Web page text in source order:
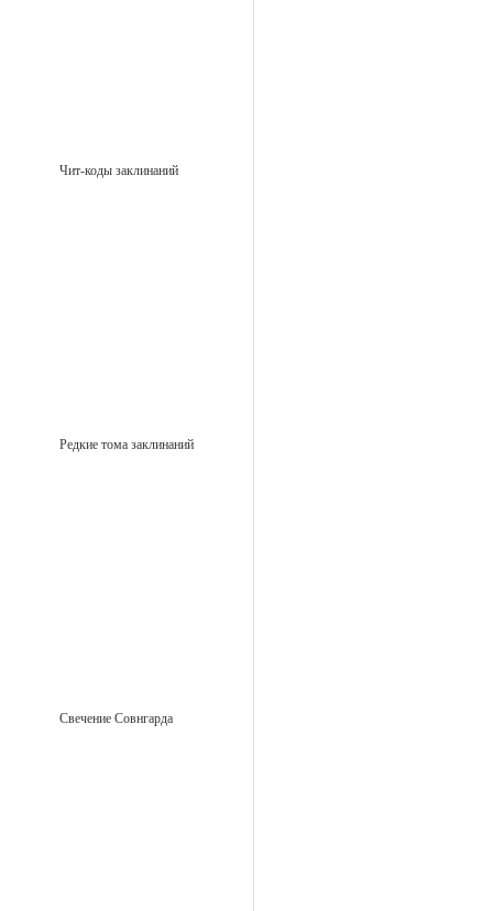
Чит-коды заклинаний
Редкие тома заклинаний
Свечение Совнгарда